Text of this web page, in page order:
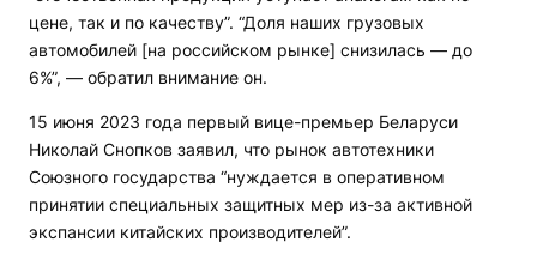
цене, так и по качеству”. “Доля наших грузовых
автомобилей [на российском рынке] снизилась — до
6%”, — обратил внимание он.
15 июня 2023 года первый вице-премьер Беларуси
Николай Снопков заявил, что рынок автотехники
Союзного государства “нуждается в оперативном
принятии специальных защитных мер из-за активной
экспансии китайских производителей”.